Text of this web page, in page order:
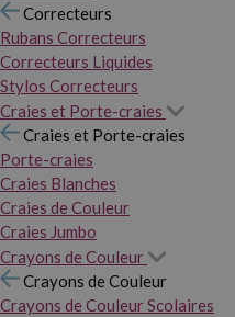
Correcteurs
Rubans Correcteurs
Correcteurs Liquides
Stylos Correcteurs
Craies et Porte-craies
Craies et Porte-craies
Porte-craies
Craies Blanches
Craies de Couleur
Craies Jumbo
Crayons de Couleur
Crayons de Couleur
Crayons de Couleur Scolaires